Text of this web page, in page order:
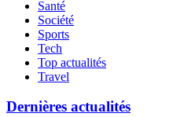
Santé
Société
Sports
Tech
Top actualités
Travel
Dernières actualités